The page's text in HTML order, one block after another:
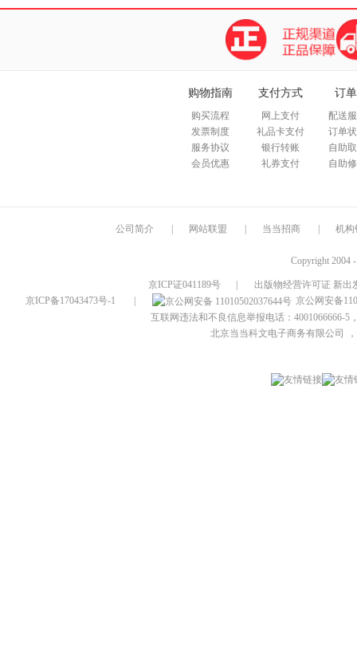
购物指南
购买流程
发票制度
服务协议
会员优惠
支付方式
网上支付
礼品卡支付
银行转账
礼券支付
订
配送
订单
自助
自助
公司简介 网站联盟 当当招商 机构
Copyright 2004
京ICP证041189号
出版物经营许可证 新出
京ICP备17043473号-1
京公网安备
互联网违法和不良信息举报电话：4001066666-5
北京当当科文电子商务有限公司